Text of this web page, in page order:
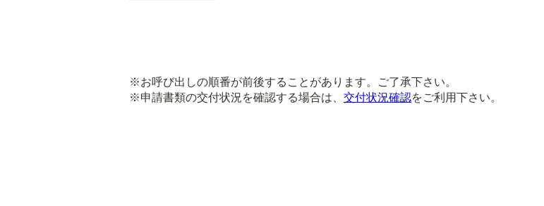
※お呼び出しの順番が前後することがあります。ご了承下さい。
※申請書類の交付状況を確認する場合は、 交付状況確認をご利用下さい。